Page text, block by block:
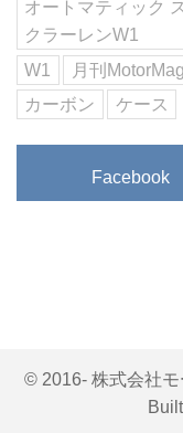
オートマティック
クラーレンW1
W1
月刊
カーボン
ケース
Facebook
© 2016- 株式会社